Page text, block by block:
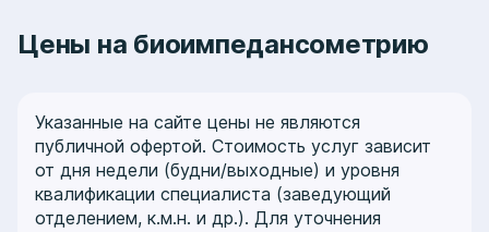
Цены на биоимпедансометрию
Указанные на сайте цены не являются
публичной офертой. Стоимость услуг зависит
от дня недели (будни/выходные) и уровня
квалификации специалиста (заведующий
отделением, к.м.н. и др.). Для уточнения